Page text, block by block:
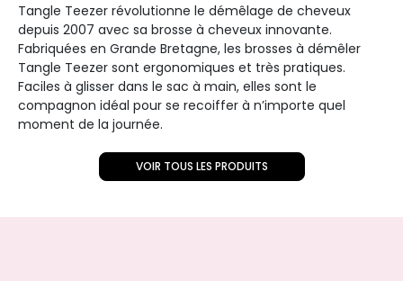
Tangle Teezer révolutionne le démêlage de cheveux
depuis 2007 avec sa brosse à cheveux innovante.
Fabriquées en Grande Bretagne, les brosses à démêler
Tangle Teezer sont ergonomiques et très pratiques.
Faciles à glisser dans le sac à main, elles sont le
compagnon idéal pour se recoiffer à n’importe quel
moment de la journée.
VOIR TOUS LES PRODUITS